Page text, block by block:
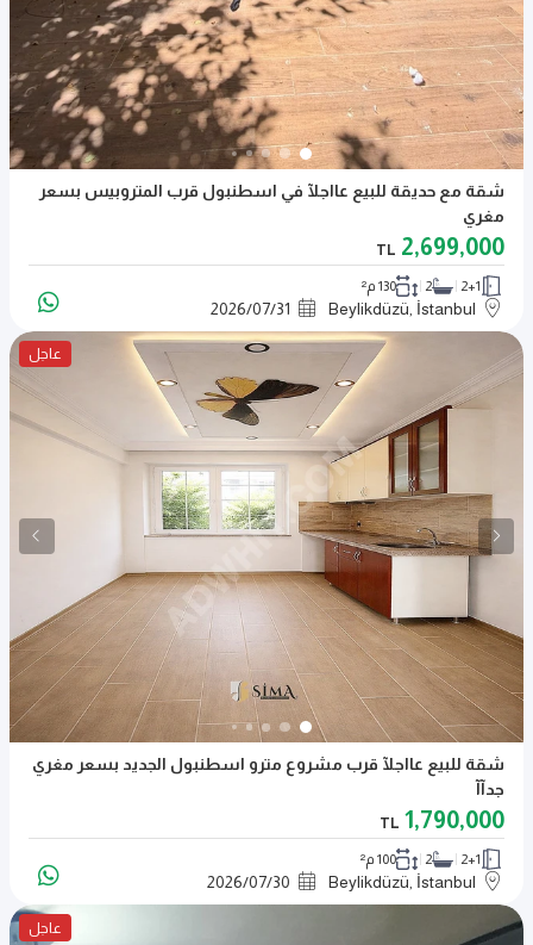
شقة مع حديقة للبيع عااجلآ في اسطنبول قرب المتروبيس بسعر
مغري
2,699,000
TL
2+1
2 130 م²
Beylikdüzü, İstanbul
2026/07/31
عاجل
شقة للبيع عااجلآ قرب مشروع مترو اسطنبول الجديد بسعر مغري
جدآآ
1,790,000
TL
2+1
2 100 م²
Beylikdüzü, İstanbul
2026/07/30
عاجل